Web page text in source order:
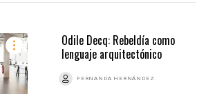
Odile Decq: Rebeldía como
lenguaje arquitectónico
FERNANDA HERNÁNDEZ